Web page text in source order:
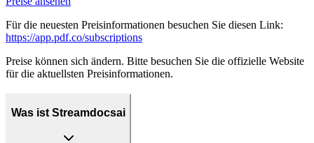
Für die neuesten Preisinformationen besuchen Sie diesen Link:
https://app.pdf.co/subscriptions
Preise können sich ändern. Bitte besuchen Sie die offizielle Website
für die aktuellsten Preisinformationen.
Was ist Streamdocsai